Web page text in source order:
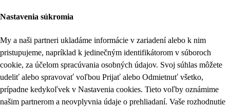
Nastavenia súkromia
My a naši partneri ukladáme informácie v zariadení alebo k nim
pristupujeme, napríklad k jedinečným identifikátorom v súboroch
cookie, za účelom spracúvania osobných údajov. Svoj súhlas môžete
udeliť alebo spravovať voľbou Prijať alebo Odmietnuť všetko,
prípadne kedykoľvek v Nastavenia cookies. Tieto voľby oznámime
našim partnerom a neovplyvnia údaje o prehliadaní. Vaše rozhodnutie